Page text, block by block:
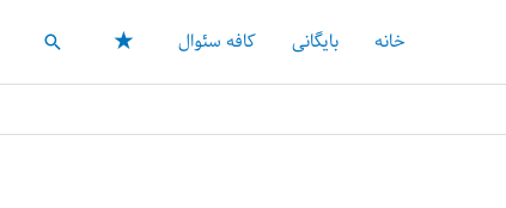
خانه بایگانی کافه سئوال ★ جستجو